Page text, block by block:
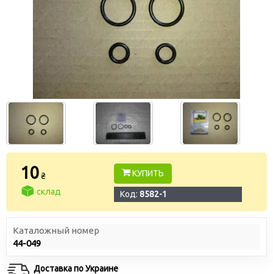
10₴
склад
КУПИТЬ
Код: 8582-1
Каталожный номер
44-049
Доставка по Украине